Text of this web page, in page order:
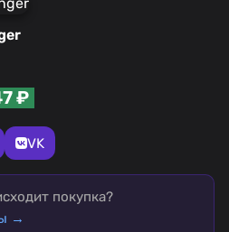
₽
VK
покупка?
→